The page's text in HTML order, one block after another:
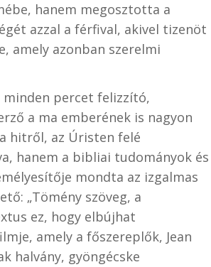
hanem megosztotta a
azzal a férfival, akivel tizenöt
amely azonban szerelmi
minden percet felizzító,
a ma emberének is nagyon
hitről, az Úristen felé
hanem a bibliai tudományok és
mondta az izgalmas
„Tömény szöveg, a
ez, hogy elbújhat
amely a főszereplők, Jean
halvány, gyöngécske